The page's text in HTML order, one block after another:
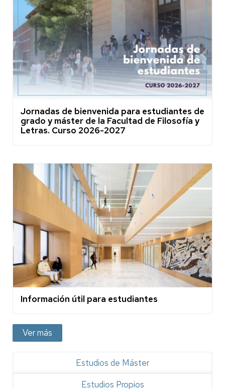
Jornadas de bienvenida para estudiantes de
grado y máster de la Facultad de Filosofía y
Letras. Curso 2026-2027
Información útil para estudiantes
Ver más
Estudios de Máster
Estudios Propios